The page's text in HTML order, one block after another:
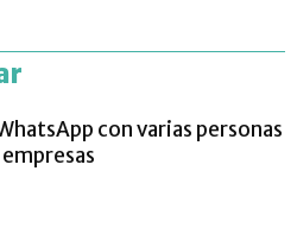
con varias personas